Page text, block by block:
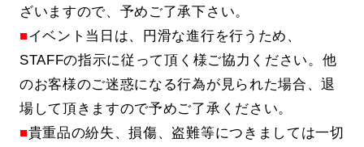
ざいますので、予めご了承下さい。
■イベント当日は、円滑な進行を行うため、
STAFFの指示に従って頂く様ご協力ください。他
のお客様のご迷惑になる行為が見られた場合、退
場して頂きますので予めご了承ください。
■貴重品の紛失、損傷、盗難等につきましては一切